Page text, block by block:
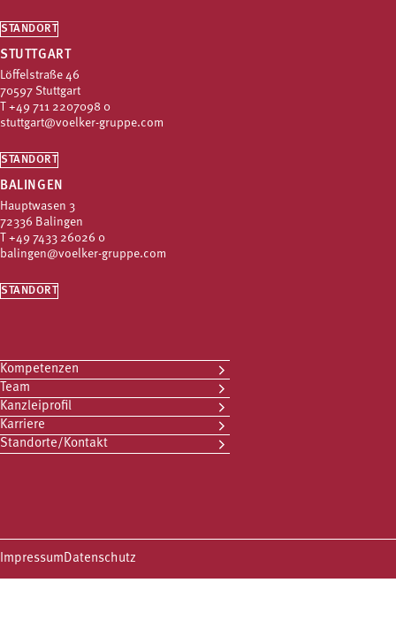
STANDORT
STUTTGART
Löffelstraße 46
70597 Stuttgart
T +49 711 2207098 0
stuttgart@voelker-gruppe.com
STANDORT
BALINGEN
Hauptwasen 3
72336 Balingen
T +49 7433 26026 0
balingen@voelker-gruppe.com
STANDORT
Kompetenzen
Team
Kanzleiprofil
Karriere
Standorte/Kontakt
Impressum Datenschutz